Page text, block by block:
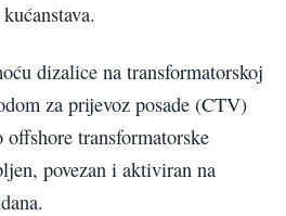
dizalice na transformatorskoj
za prijevoz posade (CTV)
transformatorske
povezan i aktiviran na